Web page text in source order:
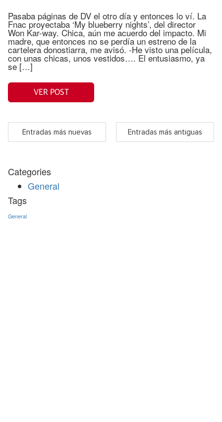
Pasaba páginas de DV el otro día y entonces lo ví. La
Fnac proyectaba ‘My blueberry nights’, del director
Won Kar-way. Chica, aún me acuerdo del impacto. Mi
madre, que entonces no se perdía un estreno de la
cartelera donostiarra, me avisó. -He visto una película,
con unas chicas, unos vestidos…. El entusiasmo, ya
se […]
VER POST
Entradas más nuevas Entradas más antiguas
Categories
General
Tags
General